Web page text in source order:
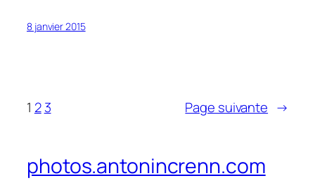
8 janvier 2015
1 2 3 Page suivante →
photos.antonincrenn.com